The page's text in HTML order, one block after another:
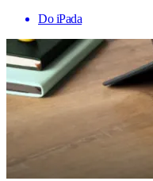
Do iPada